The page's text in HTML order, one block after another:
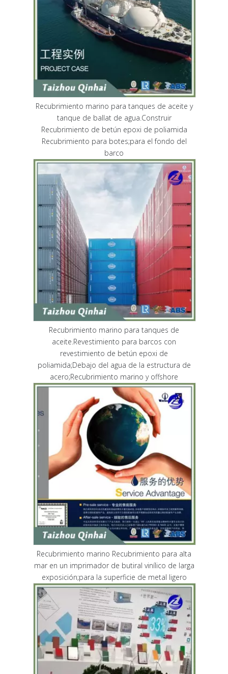
Recubrimiento marino para tanques de aceite y
tanque de ballat de agua.Construir
Recubrimiento de betún epoxi de poliamida
Recubrimiento para botes;para el fondo del
barco
Recubrimiento marino para tanques de
aceite.Revestimiento para barcos con
revestimiento de betún epoxi de
poliamida;Debajo del agua de la estructura de
acero;Recubrimiento marino y offshore
Recubrimiento marino Recubrimiento para alta
mar en un imprimador de butiral vinílico de larga
exposición;para la superficie de metal ligero